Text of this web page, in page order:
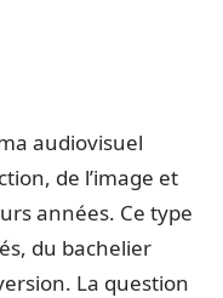
audiovisuel
de l’image et
années. Ce type
du bachelier
La question